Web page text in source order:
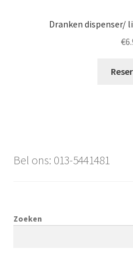
Dranken dispenser/
€
Bel ons: 013-5441481
Zoeken